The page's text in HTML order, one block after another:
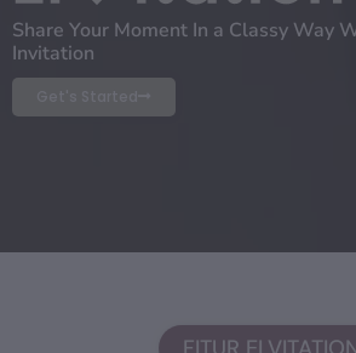
Share Your Moment In a Classy Way
Invitation